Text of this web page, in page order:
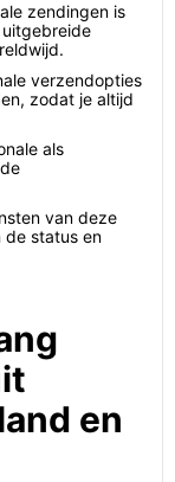
zendingen is
verzendopties
zodat je altijd
als
van deze
de status en
en